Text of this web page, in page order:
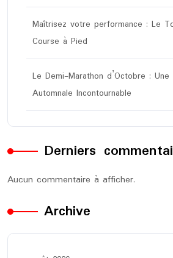
Maîtrisez votre performance : Le
Course à Pied
Le Demi-Marathon d’Octobre : Une
Automnale Incontournable
Derniers
Aucun commentaire à afficher.
Archive